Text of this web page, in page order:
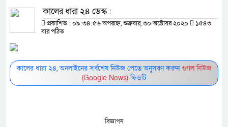
কালের ধারা ২৪ ডেস্ক :
প্রকাশিত : ০৯:৩৪:৫৬ অপরাহ্ন, শুক্রবার, ৩০ অক্টোবর ২০২০
১৫৪৩
বার পঠিত
কালের ধারা ২৪, অনলাইনের সর্বশেষ নিউজ পেতে অনুসরণ করুনগুগল নিউজ
(Google News)ফিডটি
বিজ্ঞাপন